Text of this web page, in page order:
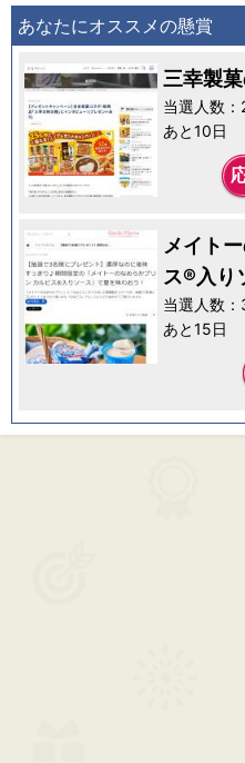
あなたにオススメの懸賞
三幸製
当選人数：
あと10日
メイト
ス®入り
当選人数：
あと15日